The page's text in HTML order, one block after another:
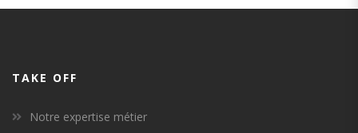
TAKE OFF
Notre expertise métier